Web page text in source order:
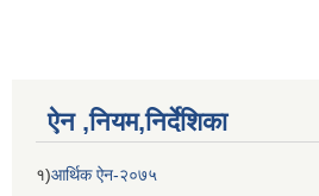
ऐन ,नियम,निर्देशिका
१)आर्थिक ऐन-२०७५